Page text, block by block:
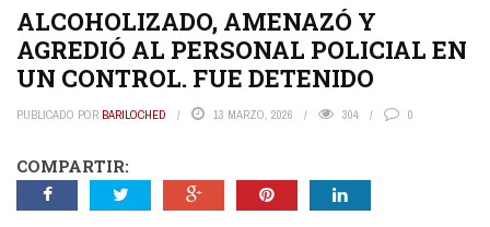
ALCOHOLIZADO, AMENAZÓ Y
AGREDIÓ AL PERSONAL POLICIAL EN
UN CONTROL. FUE DETENIDO
PUBLICADO POR BARILOCHED 13 MARZO, 2026 304 0
COMPARTIR: